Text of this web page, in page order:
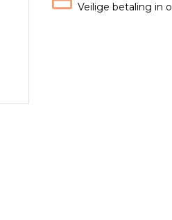
Veilige betaling in